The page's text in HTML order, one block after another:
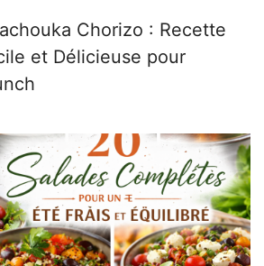
Chorizo : Recette
et Délicieuse pour